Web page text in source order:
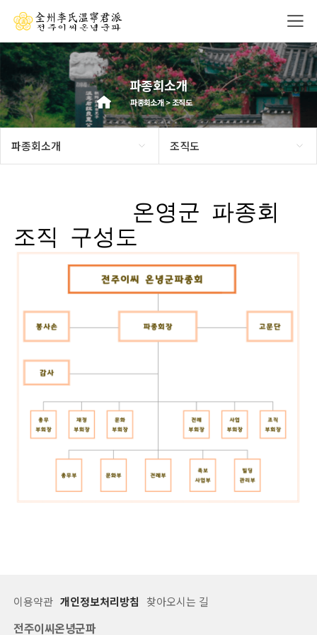
파종회소개
파종회소개 > 조직도
파종회소개 조직도
온영군 파종회
조직 구성도
이용약관 개인정보처리방침 찾아오시는 길
전주이씨온녕군파